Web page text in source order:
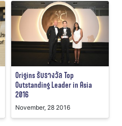
Origins รับรางวัล Top
Outstanding Leader in Asia
2016
November, 28 2016